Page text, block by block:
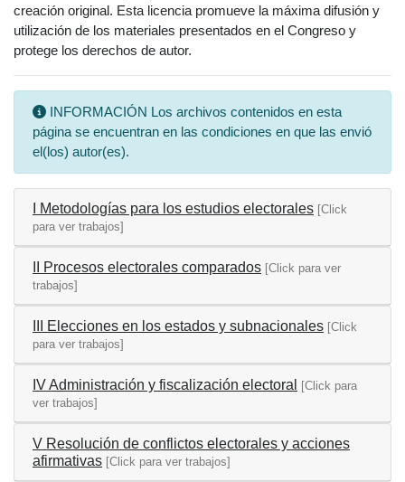
creación original. Esta licencia promueve la máxima difusión y
utilización de los materiales presentados en el Congreso y
protege los derechos de autor.
INFORMACIÓN Los archivos contenidos en esta
página se encuentran en las condiciones en que las envió
el(los) autor(es).
I Metodologías para los estudios electorales [Click
para ver trabajos]
II Procesos electorales comparados [Click para ver
trabajos]
III Elecciones en los estados y subnacionales [Click
para ver trabajos]
IV Administración y fiscalización electoral
[Click para
ver trabajos]
V Resolución de conflictos electorales y acciones
afirmativas [Click para ver trabajos]